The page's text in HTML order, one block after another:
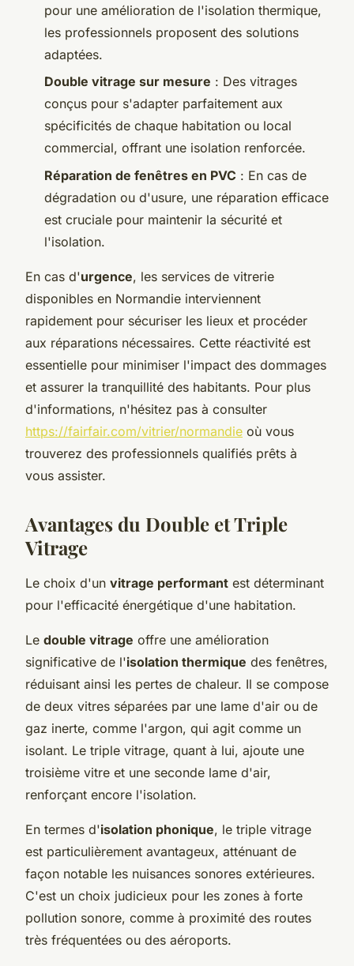
pour une amélioration de l'isolation thermique,
les professionnels proposent des solutions
adaptées.
Double vitrage sur mesure : Des vitrages
conçus pour s'adapter parfaitement aux
spécificités de chaque habitation ou local
commercial, offrant une isolation renforcée.
Réparation de fenêtres en PVC : En cas de
dégradation ou d'usure, une réparation efficace
est cruciale pour maintenir la sécurité et
l'isolation.
En cas d'urgence, les services de vitrerie
disponibles en Normandie interviennent
rapidement pour sécuriser les lieux et procéder
aux réparations nécessaires. Cette réactivité est
essentielle pour minimiser l'impact des dommages
et assurer la tranquillité des habitants. Pour plus
d'informations, n'hésitez pas à consulter
https://fairfair.com/vitrier/normandie où vous
trouverez des professionnels qualifiés prêts à
vous assister.
Avantages du Double et Triple
Vitrage
Le choix d'un vitrage performant est déterminant
pour l'efficacité énergétique d'une habitation.
Le double vitrage offre une amélioration
significative de l'isolation thermique des fenêtres,
réduisant ainsi les pertes de chaleur. Il se compose
de deux vitres séparées par une lame d'air ou de
gaz inerte, comme l'argon, qui agit comme un
isolant. Le triple vitrage, quant à lui, ajoute une
troisième vitre et une seconde lame d'air,
renforçant encore l'isolation.
En termes d'isolation phonique, le triple vitrage
est particulièrement avantageux, atténuant de
façon notable les nuisances sonores extérieures.
C'est un choix judicieux pour les zones à forte
pollution sonore, comme à proximité des routes
très fréquentées ou des aéroports.